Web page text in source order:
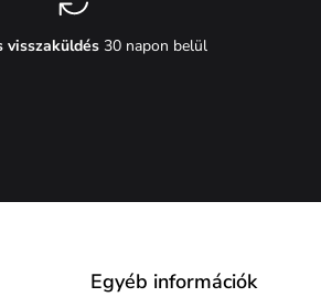
visszaküldés 30 napon belül
Egyéb információk